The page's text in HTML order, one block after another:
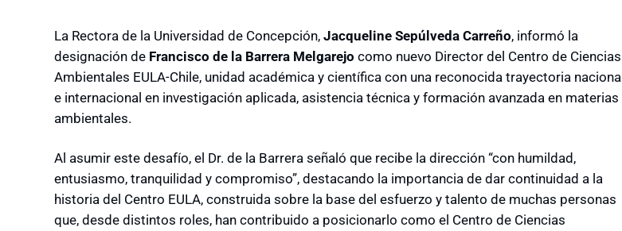
La Rectora de la Universidad de Concepción, Jacqueline Sepúlveda Carreño, informó la
designación de Francisco de la Barrera Melgarejo como nuevo Director del Centro de Ciencias
Ambientales EULA-Chile, unidad académica y científica con una reconocida trayectoria nacional
e internacional en investigación aplicada, asistencia técnica y formación avanzada en materias
ambientales.
Al asumir este desafío, el Dr. de la Barrera señaló que recibe la dirección “con humildad,
entusiasmo, tranquilidad y compromiso”, destacando la importancia de dar continuidad a la
historia del Centro EULA, construida sobre la base del esfuerzo y talento de muchas personas
que, desde distintos roles, han contribuido a posicionarlo como el Centro de Ciencias